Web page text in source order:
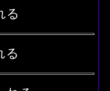
る
る